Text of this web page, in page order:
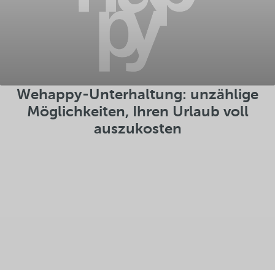
Wehappy-Unterhaltung: unzählige
Möglichkeiten, Ihren Urlaub voll
auszukosten